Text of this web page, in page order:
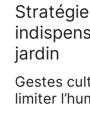
jardin
Gestes
limiter